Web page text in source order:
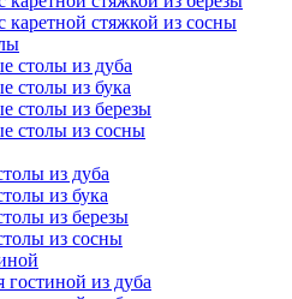
каретной стяжкой из сосны
столы из дуба
столы из бука
столы из березы
столы из сосны
из дуба
из бука
из березы
из сосны
из дуба